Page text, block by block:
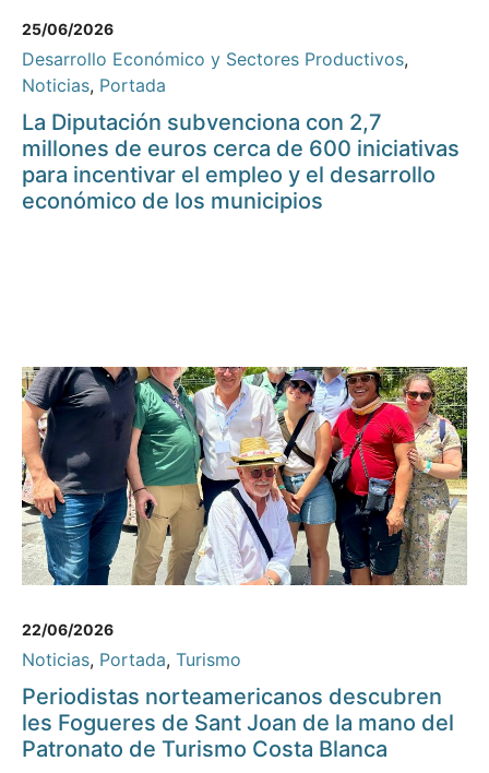
25/06/2026
Desarrollo Económico y Sectores Productivos,
Noticias, Portada
La Diputación subvenciona con 2,7
millones de euros cerca de 600 iniciativas
para incentivar el empleo y el desarrollo
económico de los municipios
22/06/2026
Noticias, Portada, Turismo
Periodistas norteamericanos descubren
les Fogueres de Sant Joan de la mano del
Patronato de Turismo Costa Blanca